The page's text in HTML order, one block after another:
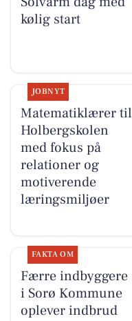
kølig start
JOBNYT
Matematiklærer til
Holbergskolen
med fokus på
relationer og
motiverende
læringsmiljøer
FAKTA OM
Færre indbyggere
i Sorø Kommune
oplever indbrud